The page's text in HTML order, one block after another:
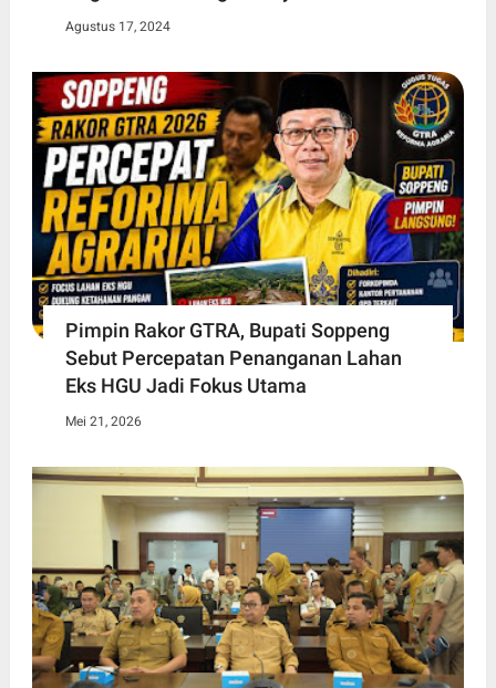
Agustus 17, 2024
Pimpin Rakor GTRA, Bupati Soppeng
Sebut Percepatan Penanganan Lahan
Eks HGU Jadi Fokus Utama
Mei 21, 2026